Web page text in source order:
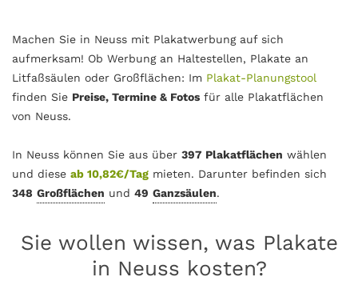
Machen Sie in Neuss mit Plakatwerbung auf sich
aufmerksam! Ob Werbung an Haltestellen, Plakate an
Litfaßsäulen oder Großflächen: Im Plakat-Planungstool
finden Sie Preise, Termine & Fotos für alle Plakatflächen
von Neuss.
In Neuss können Sie aus über 397 Plakatflächen wählen
und diese ab 10,82€/Tag mieten. Darunter befinden sich
348 Großflächen und 49 Ganzsäulen.
Sie wollen wissen, was Plakate
in Neuss kosten?